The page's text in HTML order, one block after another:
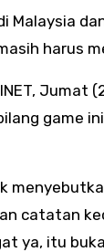
harus
Jumat
game
catatan
ya, itu